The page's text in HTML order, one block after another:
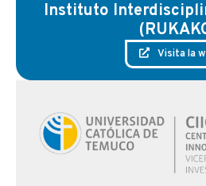
Instituto
Visita la